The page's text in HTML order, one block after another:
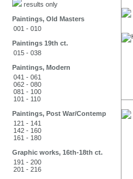
results only
Paintings, Old Masters
001 - 010
Paintings 19th ct.
015 - 038
Paintings, Modern
041 - 061
062 - 080
081 - 100
101 - 110
Paintings, Post War/Contemp
121 - 141
142 - 160
161 - 180
Graphic works, 16th-18th ct.
191 - 200
201 - 216